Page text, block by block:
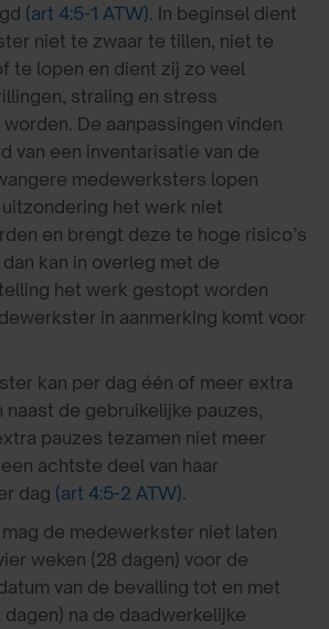
(art 4:5-1 ATW). In beginsel dient
niet te zwaar te tillen, niet te
te lopen en dient zij zo veel
straling en stress
De aanpassingen vinden
van een inventarisatie van de
medewerksters lopen
uitzondering het werk niet
en brengt deze te hoge risico’s
kan in overleg met de
het werk gestopt worden
in aanmerking komt voor
kan per dag één of meer extra
naast de gebruikelijke pauzes,
pauzes tezamen niet meer
achtste deel van haar
dag (art 4:5-2 ATW).
de medewerkster niet laten
weken (28 dagen) voor de
van de bevalling tot en met
na de daadwerkelijke